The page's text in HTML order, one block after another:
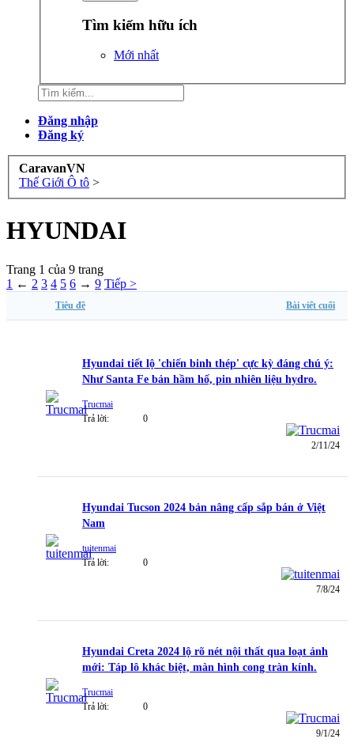
Tìm kiếm hữu ích
Mới nhất
Đăng nhập
Đăng ký
CaravanVN
Thế Giới Ô tô >
HYUNDAI
Trang 1 của 9 trang
1 ← 2 3 4 5 6 → 9 Tiếp >
Tiêu đề Bài viết cuối
Hyundai tiết lộ 'chiến binh thép' cực kỳ đáng chú ý:
Như Santa Fe bản hầm hố, pin nhiên liệu hydro.
Trucmai
Trả lời:
0
2/11/24
Hyundai Tucson 2024 bản nâng cấp sắp bán ở Việt
Nam
tuitenmai
Trả lời:
0
7/8/24
Hyundai Creta 2024 lộ rõ nét nội thất qua loạt ảnh
mới: Táp lô khác biệt, màn hình cong tràn kính.
Trucmai
Trả lời:
0
9/1/24